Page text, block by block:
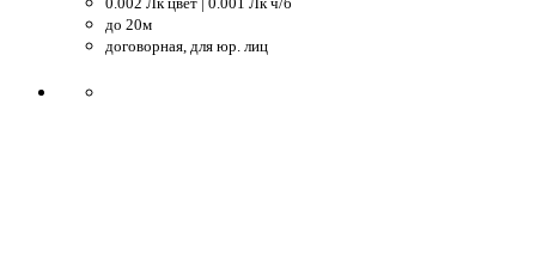
до 20м
договорная, для юр. лиц